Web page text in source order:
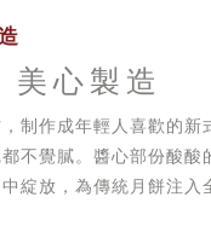
美心製造
制作成年輕人喜歡的新
不覺膩。醬心部份酸酸
綻放，為傳統月餅注入